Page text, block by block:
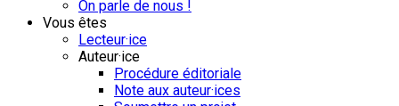
On parle de nous !
Vous êtes
Lecteur·ice
Auteur·ice
Procédure éditoriale
Note aux auteur·ices